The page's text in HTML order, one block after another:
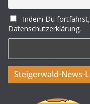
Indem Du
Datenschutzerklärung.
Steigerwald-News-